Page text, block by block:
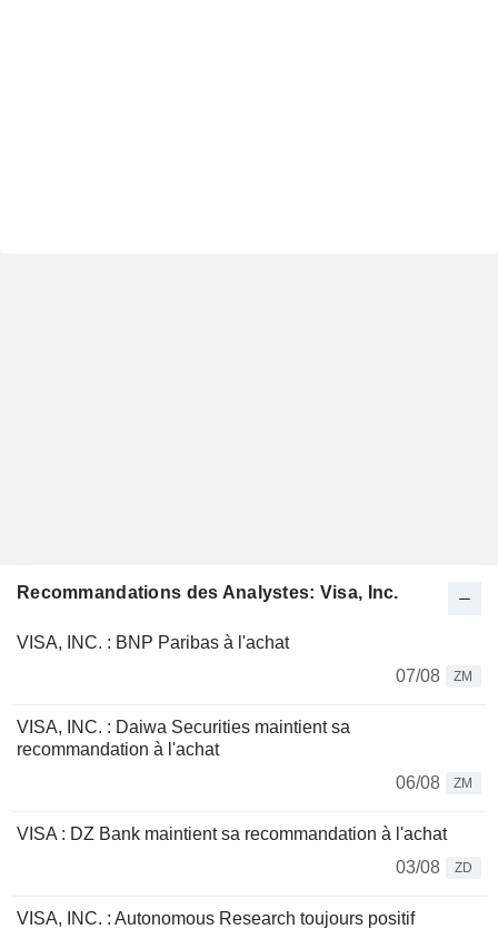
Recommandations des Analystes: Visa, Inc.
VISA, INC. : BNP Paribas à l'achat
07/08
ZM
VISA, INC. : Daiwa Securities maintient sa
recommandation à l'achat
06/08
ZM
VISA : DZ Bank maintient sa recommandation à l'achat
03/08
ZD
VISA, INC. : Autonomous Research toujours positif